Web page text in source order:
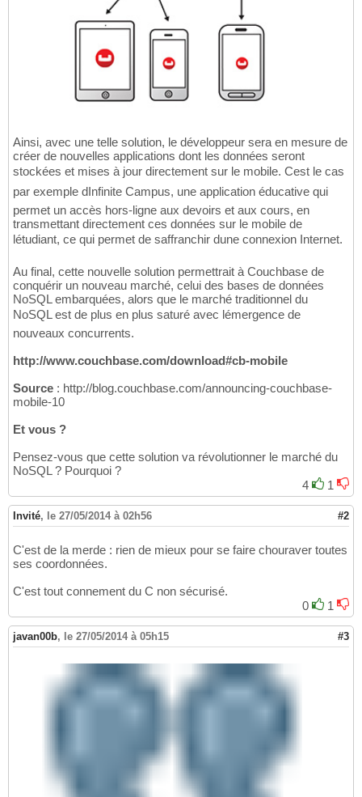
Ainsi, avec une telle solution, le développeur sera en mesure de
créer de nouvelles applications dont les données seront
stockées et mises à jour directement sur le mobile. Cest le cas
par exemple dInfinite Campus, une application éducative qui
permet un accès hors-ligne aux devoirs et aux cours, en
transmettant directement ces données sur le mobile de
létudiant, ce qui permet de saffranchir dune connexion Internet.
Au final, cette nouvelle solution permettrait à Couchbase de
conquérir un nouveau marché, celui des bases de données
NoSQL embarquées, alors que le marché traditionnel du
NoSQL est de plus en plus saturé avec lémergence de
nouveaux concurrents.
http://www.couchbase.com/download#cb-mobile
Source : http://blog.couchbase.com/announcing-couchbase-
mobile-10
Et vous ?
Pensez-vous que cette solution va révolutionner le marché du
NoSQL ? Pourquoi ?
4
1
Invité, le 27/05/2014 à 02h56 #2
C'est de la merde : rien de mieux pour se faire chouraver toutes
ses coordonnées.
C'est tout connement du C non sécurisé.
0
1
javan00b, le 27/05/2014 à 05h15 #3